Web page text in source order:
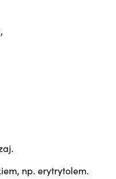
np. erytrytolem.